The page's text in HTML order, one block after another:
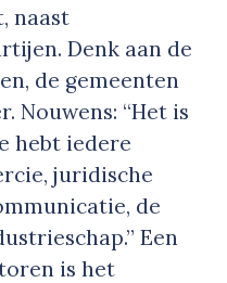
naast
Denk aan de
de gemeenten
Nouwens: “Het is
hebt iedere
juridische
de
Een
is het